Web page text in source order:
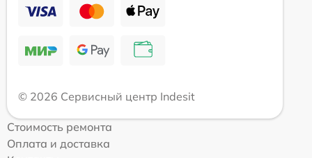
© 2026 Сервисный центр Indesit
Стоимость ремонта
Оплата и доставка